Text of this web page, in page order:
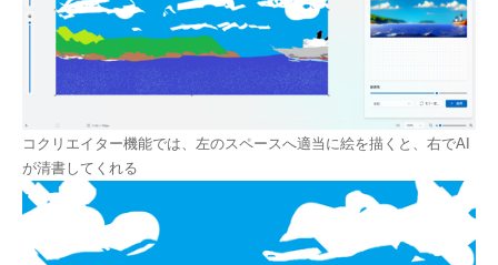
コクリエイター機能では、左のスペースへ適当に絵を描くと、右でAI
が清書してくれる